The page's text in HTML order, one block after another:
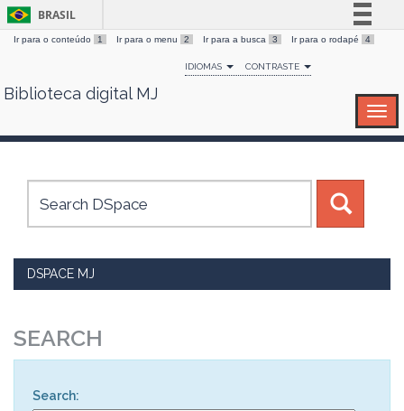
Skip
BRASIL
Simplifique!
Comunica BR
Canais
Ir para o conteúdo 1 Ir para o menu 2 Ir para a busca 3 Ir para o rodapé 4
IDIOMAS CONTRASTE
Biblioteca digital MJ
DSPACE MJ
SEARCH
Search: